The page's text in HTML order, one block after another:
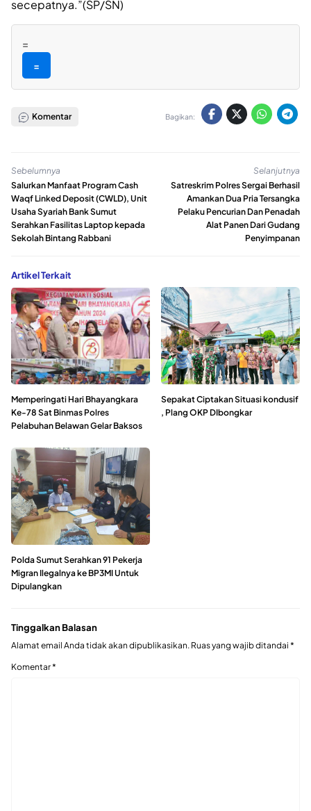
secepatnya.”(SP/SN)
=
=
Komentar Bagikan:
Sebelumnya
Salurkan Manfaat Program Cash
Waqf Linked Deposit (CWLD), Unit
Usaha Syariah Bank Sumut
Serahkan Fasilitas Laptop kepada
Sekolah Bintang Rabbani
Selanjutnya
Satreskrim Polres Sergai Berhasil
Amankan Dua Pria Tersangka
Pelaku Pencurian Dan Penadah
Alat Panen Dari Gudang
Penyimpanan
Artikel Terkait
Memperingati Hari Bhayangkara
Ke-78 Sat Binmas Polres
Pelabuhan Belawan Gelar Baksos
Sepakat Ciptakan Situasi kondusif
, Plang OKP DIbongkar
Polda Sumut Serahkan 91 Pekerja
Migran Ilegalnya ke BP3MI Untuk
Dipulangkan
Tinggalkan Balasan
Alamat email Anda tidak akan dipublikasikan. Ruas yang wajib ditandai *
Komentar*